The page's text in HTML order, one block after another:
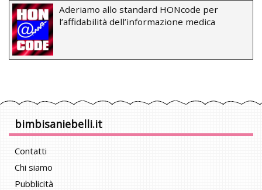
Aderiamo allo standard HONcode per
l’affidabilità dell’informazione medica
bimbisaniebelli.it
Contatti
Chi siamo
Pubblicità